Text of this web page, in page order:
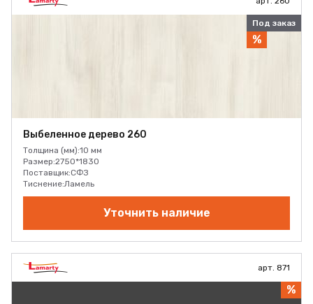
Под заказ
%
Выбеленное дерево 260
Толщина (мм):10 мм
Размер:2750*1830
Поставщик:СФЗ
Тиснение:Ламель
Уточнить наличие
арт. 871
%